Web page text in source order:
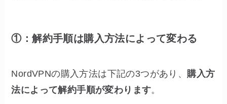
①：解約手順は購入方法によって変わる
NordVPNの購入方法は下記の3つがあり、 購入方
法によって解約手順が変わります。